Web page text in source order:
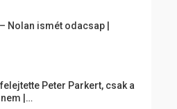
Nolan ismét odacsap |
Peter Parkert, csak a
|…